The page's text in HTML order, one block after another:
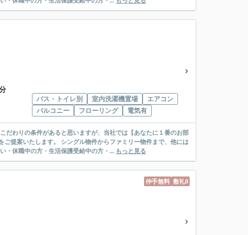
バス・トイレ別 室内洗濯機置場
エアコン
バルコニー
フローリング 電気有
ファミリー物件まで、他には
い・緊急連絡先がいない・休職中の方・生活保護受給中の方・... もっと見る
仲手無料 敷礼0